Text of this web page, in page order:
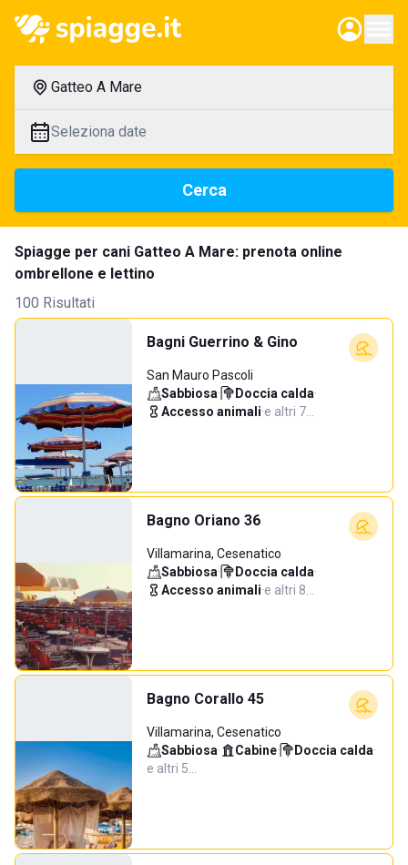
Gatteo A Mare
Seleziona date
Cerca
Spiagge per cani Gatteo A Mare: prenota online
ombrellone e lettino
100 Risultati
Bagni Guerrino & Gino
San Mauro Pascoli
Sabbiosa· Doccia calda·
Accesso animali·e altri 7…
Bagno Oriano 36
Villamarina, Cesenatico
Sabbiosa· Doccia calda·
Accesso animali·e altri 8…
Bagno Corallo 45
Villamarina, Cesenatico
Sabbiosa· Cabine· Doccia calda·
e altri 5…